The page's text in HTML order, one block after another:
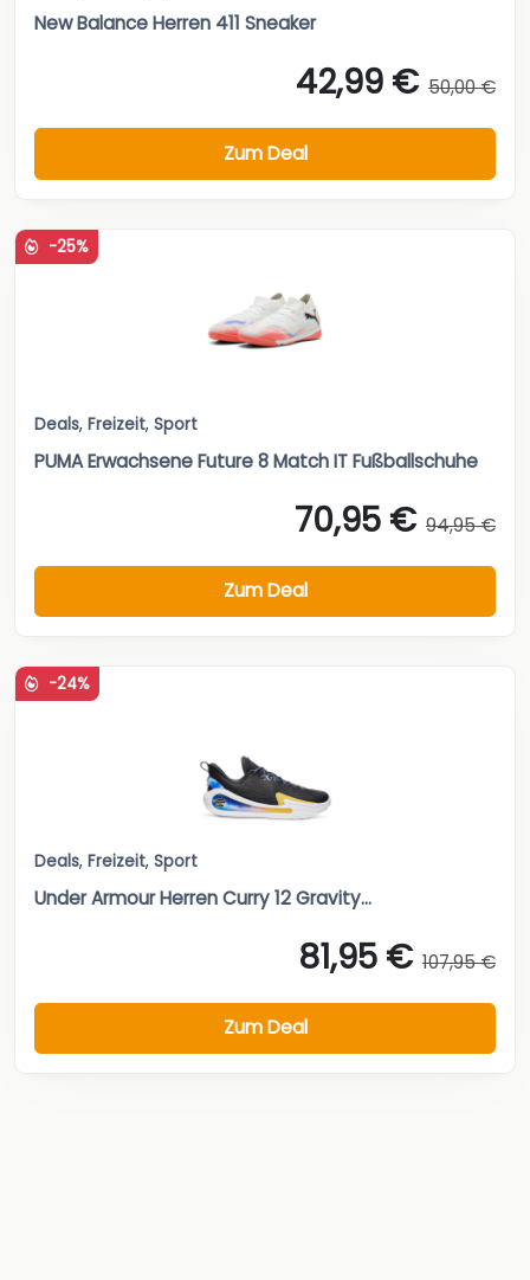
New Balance Herren 411 Sneaker
42,99 € 50,00 €
Zum Deal
-25%
Deals, Freizeit, Sport
PUMA Erwachsene Future 8 Match IT Fußballschuhe
70,95 € 94,95 €
Zum Deal
-24%
Deals, Freizeit, Sport
Under Armour Herren Curry 12 Gravity...
81,95 € 107,95 €
Zum Deal